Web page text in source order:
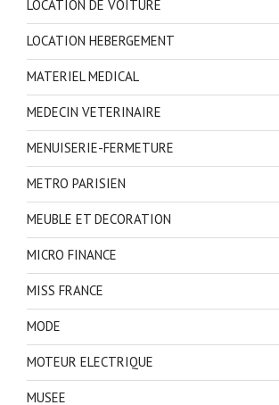
LOCATION DE VOITURE
LOCATION HEBERGEMENT
MATERIEL MEDICAL
MEDECIN VETERINAIRE
MENUISERIE-FERMETURE
METRO PARISIEN
MEUBLE ET DECORATION
MICRO FINANCE
MISS FRANCE
MODE
MOTEUR ELECTRIQUE
MUSEE